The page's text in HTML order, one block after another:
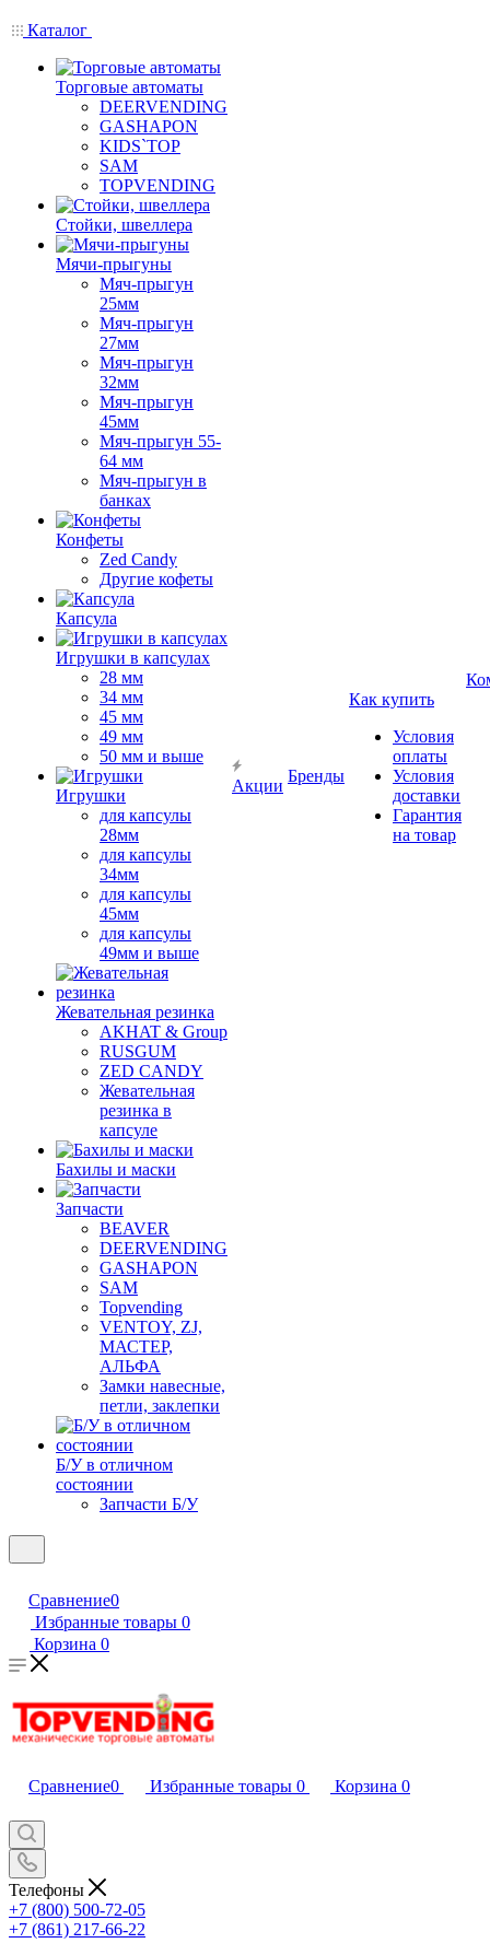
Каталог
Торговые автоматы
DEERVENDING
GASHAPON
KIDS`TOP
SAM
TOPVENDING
Стойки, швеллера
Мячи-прыгуны
Мяч-прыгун
25мм
Мяч-прыгун
27мм
Мяч-прыгун
32мм
Мяч-прыгун
45мм
Мяч-прыгун 55-
64 мм
Мяч-прыгун в
банках
Конфеты
Zed Candy
Другие кофеты
Капсула
Игрушки в капсулах
28 мм
34 мм
45 мм
49 мм
50 мм и выше
Игрушки
для капсулы
28мм
для капсулы
34мм
для капсулы
45мм
для капсулы
49мм и выше
Жевательная резинка
AKHAT & Group
RUSGUM
ZED CANDY
Жевательная
резинка в
капсуле
Бахилы и маски
Запчасти
BEAVER
DEERVENDING
GASHAPON
SAM
Topvending
VENTOY, ZJ,
МАСТЕР,
АЛЬФА
Замки навесные,
петли, заклепки
Б/У в отличном
состоянии
Запчасти Б/У
Акции
Бренды
Как купить
Условия
оплаты
Условия
доставки
Гарантия
на товар
Сравнение0
Избранные товары 0
Корзина 0
Сравнение0 Избранные товары 0 Корзина 0
Телефоны
+7 (800) 500-72-05
+7 (861) 217-66-22